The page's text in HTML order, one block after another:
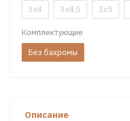
3x4 3x4,5 3x5
Комплектующие
Без бахромы
Описание